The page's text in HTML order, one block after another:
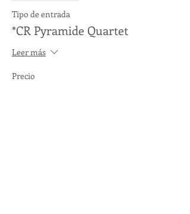
Tipo de entrada
*CR Pyramide Quartet
Leer más
Precio